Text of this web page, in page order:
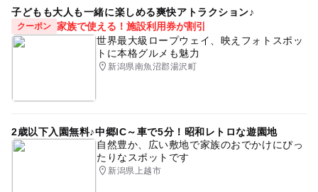
子どもも大人も一緒に楽しめる爽快アトラクション♪
クーポン 家族で使える！施設利用券が割引
世界最大級ロープウェイ、映えフォトスポッ
トに本格グルメも魅力
新潟県南魚沼郡湯沢町
2歳以下入園無料♪中郷IC～車で5分！昭和レトロな遊園地
自然豊か、広い敷地で家族のおでかけにぴっ
たりなスポットです
新潟県上越市